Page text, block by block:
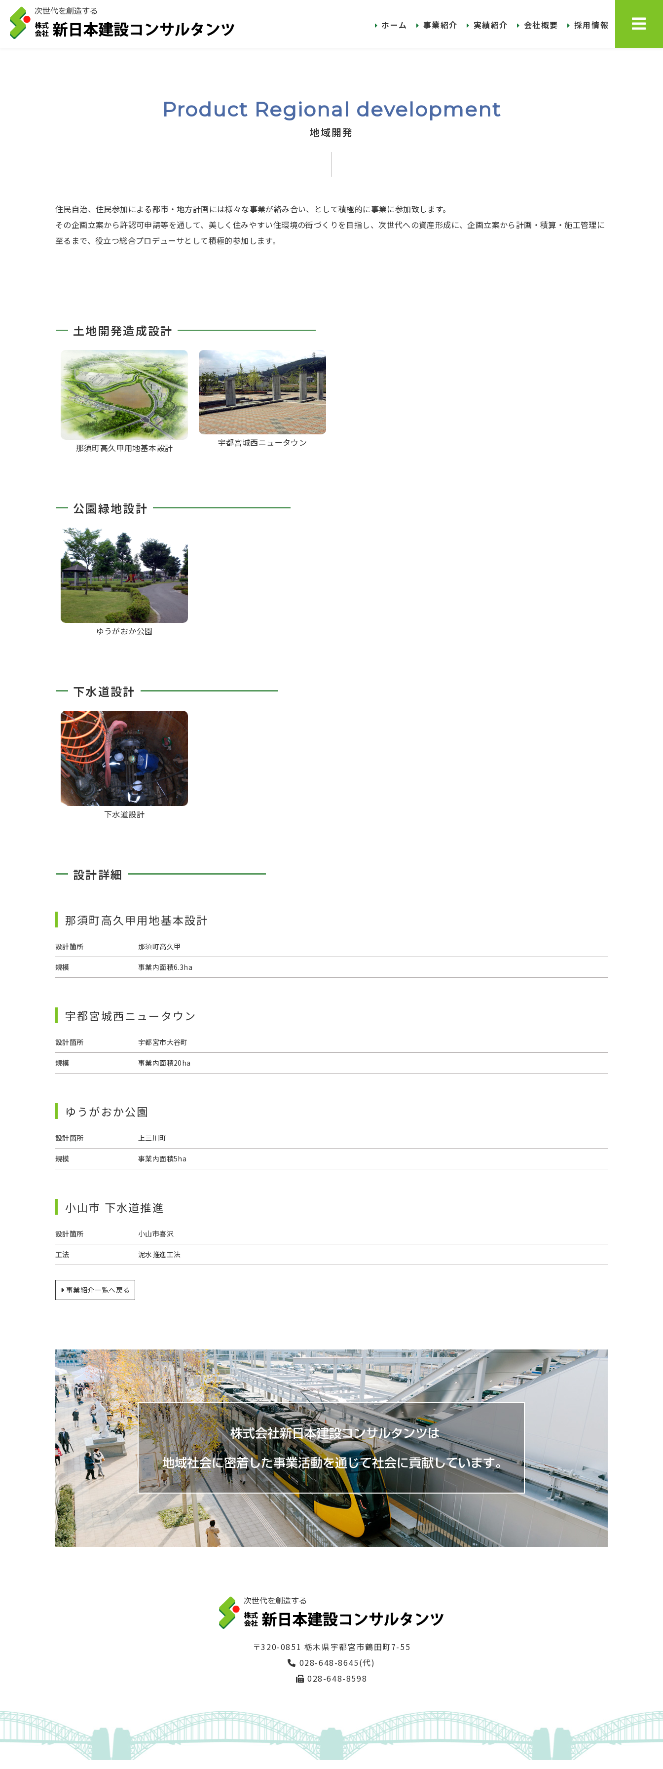
ホーム 事業紹介 実績紹介 会社概要 採用情報
地域開発
Product Regional development
地域開発
住民自治、住民参加による都市・地方計画には様々な事業が絡み合い、として積極的に事業に参加致します。
その企画立案から許認可申請等を通して、美しく住みやすい住環境の街づくりを目指し、次世代への資産形成に、企画立案から計画・積算・施工管理に
至るまで、役立つ総合プロデューサとして積極的参加します。
土地開発造成設計
那須町高久甲用地基本設計 宇都宮城西ニュータウン
公園緑地設計
ゆうがおか公園
下水道設計
下水道設計
設計詳細
那須町高久甲用地基本設計
設計箇所 那須町高久甲
規模 事業内面積6.3ha
宇都宮城西ニュータウン
設計箇所 宇都宮市大谷町
規模 事業内面積20ha
ゆうがおか公園
設計箇所 上三川町
規模 事業内面積5ha
小山市 下水道推進
設計箇所 小山市喜沢
工法 泥水推進工法
事業紹介一覧へ戻る
〒320-0851 栃木県宇都宮市鶴田町7-55
028-648-8645(代)
028-648-8598